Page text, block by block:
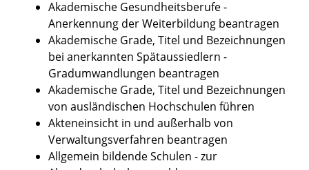
Akademische Gesundheitsberufe -
Anerkennung der Weiterbildung beantragen
Akademische Grade, Titel und Bezeichnungen
bei anerkannten Spätaussiedlern -
Gradumwandlungen beantragen
Akademische Grade, Titel und Bezeichnungen
von ausländischen Hochschulen führen
Akteneinsicht in und außerhalb von
Verwaltungsverfahren beantragen
Allgemein bildende Schulen - zur